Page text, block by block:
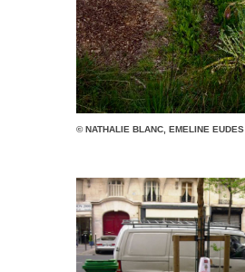
© NATHALIE BLANC, EMELINE EUDES